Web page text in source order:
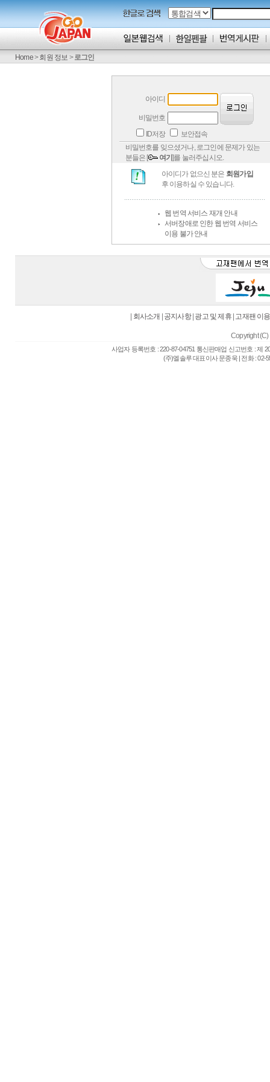
Home>회원 정보 >로그인
아이디
비밀번호
ID저장
보안접속
비밀번호를 잊으셨거나, 로그인에 문제가 있는
분들은 [
여기]를 눌러주십시오.
아이디가 없으신 분은 회원가입
후 이용하실 수 있습니다.
웹 번역 서비스 재개 안내
서버장애로 인한 웹 번역 서비스
이용 불가 안내
회사소개 공지사항| 광고 및 제휴| 고재팬 이
Copyright (C)
사업자 등록번호 : 220-87-04751 통신판매업 신고번호 : 제
(주)엘솔루 대표이사 문종욱 | 전화 : 02-